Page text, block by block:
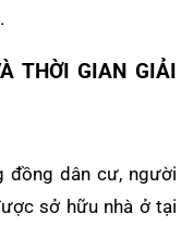
THỜI GIAN GIẢI
đồng dân cư, người
sở hữu nhà ở tại